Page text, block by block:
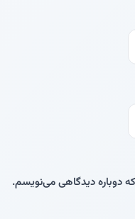
دوباره دیدگاهی می‌نویسم.